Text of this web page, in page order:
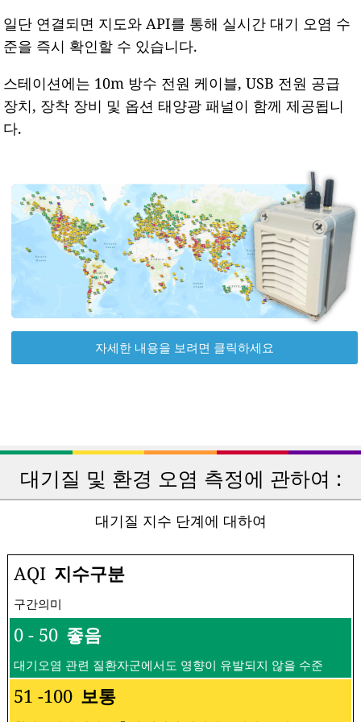
일단 연결되면 지도와 API를 통해 실시간 대기 오염 수
준을 즉시 확인할 수 있습니다.
스테이션에는 10m 방수 전원 케이블, USB 전원 공급
장치, 장착 장비 및 옵션 태양광 패널이 함께 제공됩니
다.
자세한 내용을 보려면 클릭하세요
대기질 및 환경 오염 측정에 관하여 :
대기질 지수 단계에 대하여
AQI 지수구분
구간의미
0 - 50 좋음
대기오염 관련 질환자군에서도 영향이 유발되지 않을 수준
51 -100 보통